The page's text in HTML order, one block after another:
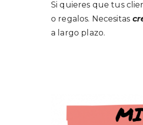
Si quieres que tus
o regalos. Necesitas
a largo plazo.